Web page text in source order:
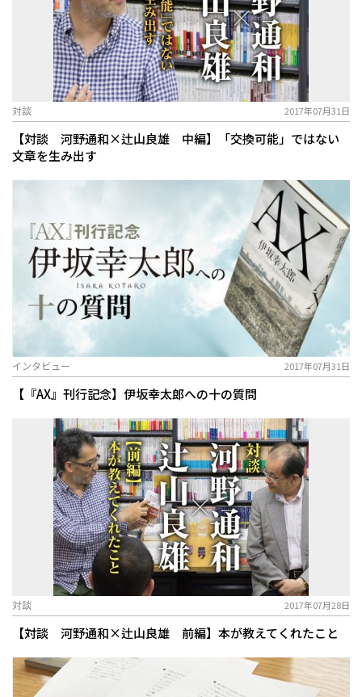
対談 2017年07月31日
【対談 河野通和×辻山良雄 中編】「交換可能」ではない
文章を生み出す
インタビュー 2017年07月31日
【『AX』刊行記念】伊坂幸太郎への十の質問
対談 2017年07月28日
【対談 河野通和×辻山良雄 前編】本が教えてくれたこと